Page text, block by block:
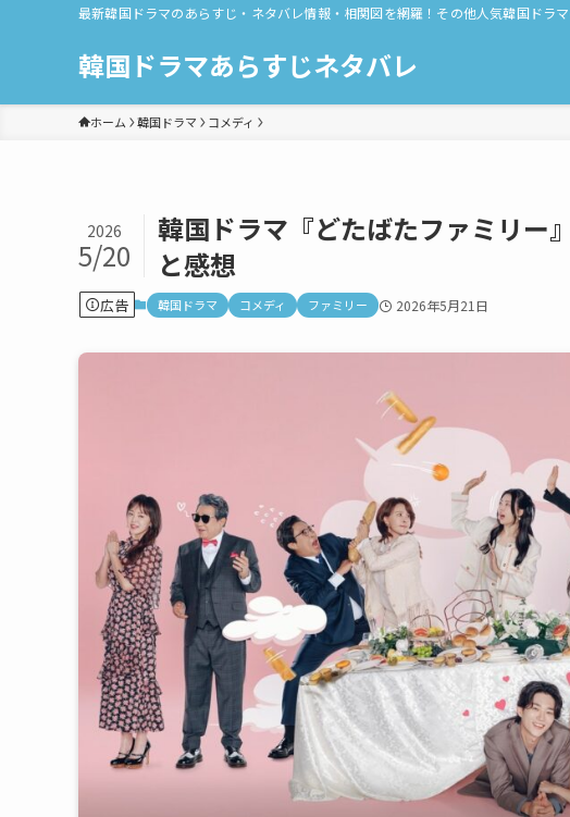
最新韓国ドラマのあらすじ・ネタバレ情報・相関図を網羅！その他人気韓国ドラマ
韓国ドラマあらすじネタバレ
ホーム 韓国ドラマ コメディ
韓国ドラマ『どたばたファミリー
と感想
2026
5/20
広告 韓国ドラマ コメディ ファミリー 2026年5月21日